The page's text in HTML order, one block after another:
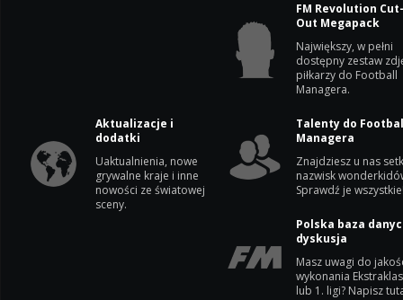
FM Revolution
Out Megapack
Największy, w pełni
dostępny zestaw
piłkarzy do Football
Managera.
Aktualizacje i
dodatki
Uaktualnienia, nowe
grywalne kraje i inne
nowości ze światowej
sceny.
Talenty do
Managera
Znajdziesz u nas
nazwisk
Sprawdź je
Polska baza
dyskusja
Masz uwagi do
wykonania
lub 1. ligi? Napisz